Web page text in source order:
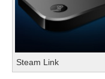
Steam Link